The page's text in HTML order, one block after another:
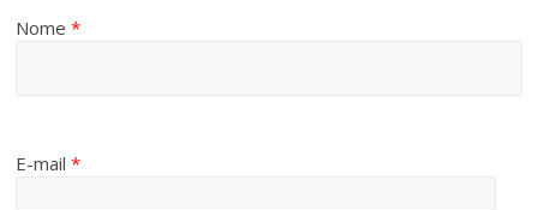
Nome*
E-mail*